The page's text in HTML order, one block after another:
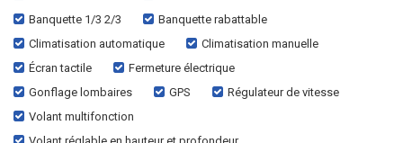
Banquette 1/3 2/3
Banquette rabattable
Climatisation automatique
Climatisation manuelle
Écran tactile
Fermeture électrique
Gonflage lombaires
GPS
Régulateur de vitesse
Volant multifonction